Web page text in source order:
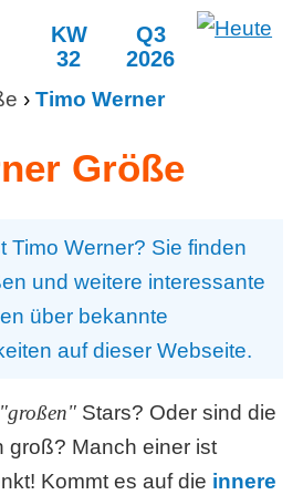
KW
32
Q3
2026
› Timo Werner
Größe
Timo Werner? Sie finden
und weitere interessante
über bekannte
auf dieser Webseite.
großen Stars? Oder sind die
groß? Manch einer ist
Kommt es auf die innere